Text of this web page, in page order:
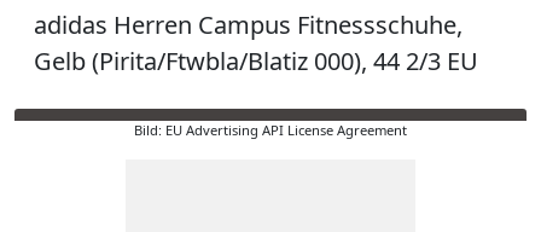
adidas Herren Campus Fitnessschuhe,
Gelb (Pirita/Ftwbla/Blatiz 000), 44 2/3 EU
Bild: EU Advertising API License Agreement